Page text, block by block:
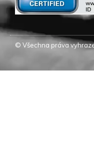
© Všechna práva